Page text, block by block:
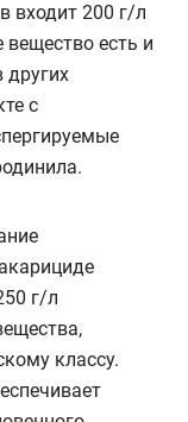
входит 200 г/л
есть и
других
с
г/л
классу.